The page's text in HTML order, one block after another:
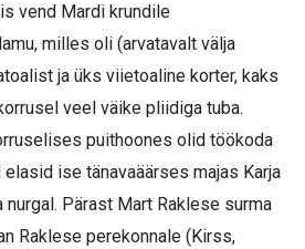
vend Mardi krundile
milles oli (arvatavalt välja
ja üks viietoaline korter, kaks
veel väike pliidiga tuba.
puithoones olid töökoda
elasid ise tänavaäärses majas Karja
nurgal. Pärast Mart Raklese surma
Raklese perekonnale (Kirss,